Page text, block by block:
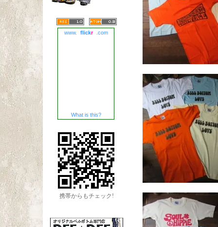
www. flickr .com
What is this?
携帯からもチェック!